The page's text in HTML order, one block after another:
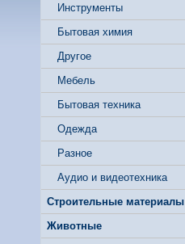
Инструменты
Бытовая химия
Другое
Мебель
Бытовая техника
Одежда
Разное
Аудио и видеотехника
Строительные материалы
Животные